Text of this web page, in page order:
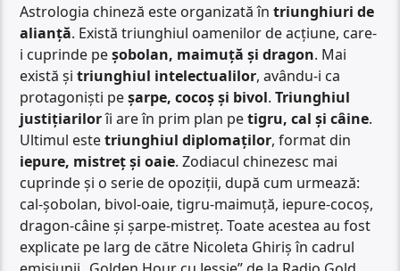
Astrologia chineză este organizată întriunghiuri de
alianță. Există triunghiul oamenilor de acțiune, care-
i cuprinde peșobolan, maimuță și dragon. Mai
există șitriunghiul intelectualilor, avându-i ca
protagoniști peșarpe, cocoș și bivol.Triunghiul
justițiarilorîi are în prim plan petigru, cal și câine.
Ultimul estetriunghiul diplomaților, format din
iepure, mistreț și oaie. Zodiacul chinezesc mai
cuprinde și o serie de opoziții, după cum urmează:
cal-șobolan, bivol-oaie, tigru-maimuță, iepure-cocoș,
dragon-câine și șarpe-mistreț. Toate acestea au fost
explicate pe larg de către Nicoleta Ghiriș în cadrul